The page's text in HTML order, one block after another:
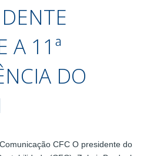
A 11ª
DO
CFC O presidente do